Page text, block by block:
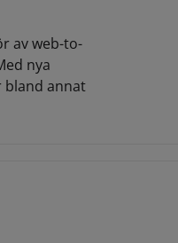
av web-to-
nya
bland annat